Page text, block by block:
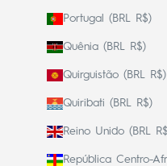
Portugal (BRL R$)
Quênia (BRL R$)
Quirguistão (BRL R$)
Quiribati (BRL R$)
Reino Unido (BRL
República Centro-